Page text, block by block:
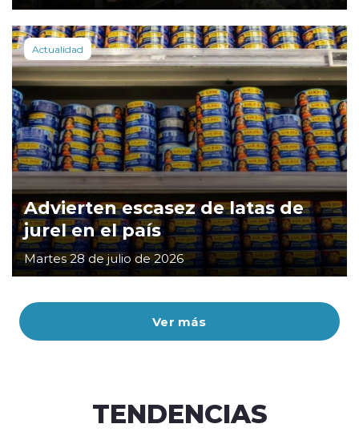
Ver más
Actualidad
Advierten escasez de latas de
jurel en el país
Martes 28 de julio de 2026
TENDENCIAS